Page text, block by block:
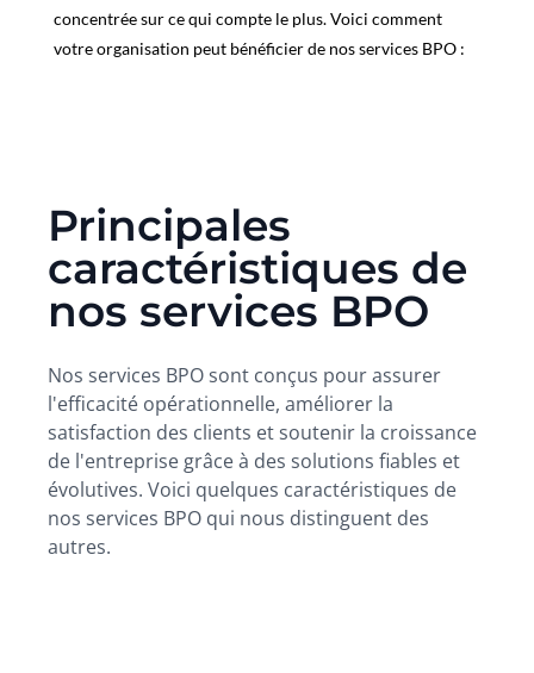
concentrée sur ce qui compte le plus. Voici comment
votre organisation peut bénéficier de nos services BPO :
Principales
caractéristiques de
nos services BPO
Nos services BPO sont conçus pour assurer
l'efficacité opérationnelle, améliorer la
satisfaction des clients et soutenir la croissance
de l'entreprise grâce à des solutions fiables et
évolutives. Voici quelques caractéristiques de
nos services BPO qui nous distinguent des
autres.